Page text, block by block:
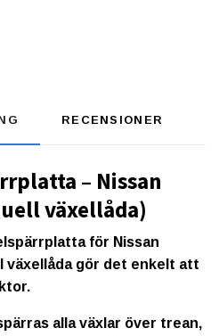
RECENSIONER
– Nissan
växellåda)
för Nissan
växellåda gör det enkelt att
alla växlar över trean,